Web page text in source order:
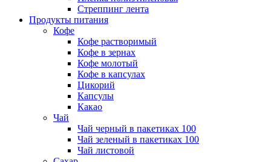
Стреппинг лента
Продукты питания
Кофе
Кофе растворимый
Кофе в зернах
Кофе молотый
Кофе в капсулах
Цикорий
Капсулы
Какао
Чай
Чай черный в пакетиках 100
Чай зеленый в пакетиках 100
Чай листовой